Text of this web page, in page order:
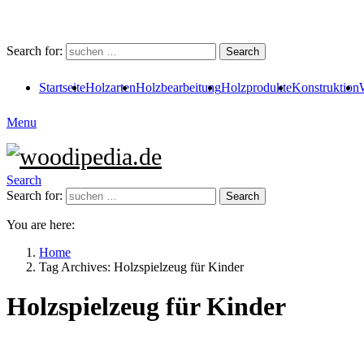
Search for: Search
StartseiteHolzartenHolzbearbeitungHolzprodukteKonstruktion
Menu
Search
Search for:
Search
You are here:
Home
Tag Archives: Holzspielzeug für Kinder
Holzspielzeug für Kinder